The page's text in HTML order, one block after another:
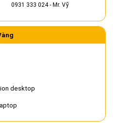
0931 333 024- Mr. Vỹ
desktop